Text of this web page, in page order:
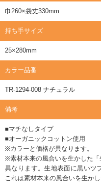
巾260×袋丈330mm
持ち手サイズ
25×280mm
カラー品番
TR-1294-008 ナチュラル
備考
■マチなしタイプ
■オーガニックコットン使用
※カラーと価格が異なります。
※素材本来の風合いを生かした
異なります。生地表面に黒いツ
これは素材本来の風合いを生か